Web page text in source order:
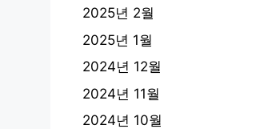
2025년 2월
2025년 1월
2024년 12월
2024년 11월
2024년 10월